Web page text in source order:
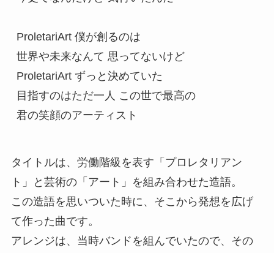
ProletariArt 僕が創るのは
世界や未来なんて 思ってないけど
ProletariArt ずっと決めていた
目指すのはただ一人 この世で最高の
君の笑顔のアーティスト
タイトルは、労働階級を表す「プロレタリアン
ト」と芸術の「アート」を組み合わせた造語。
この造語を思いついた時に、そこから発想を広げ
て作った曲です。
アレンジは、当時バンドを組んでいたので、その